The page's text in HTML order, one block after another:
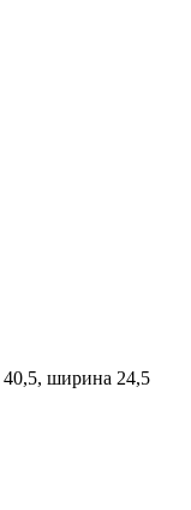
40,5, ширина 24,5